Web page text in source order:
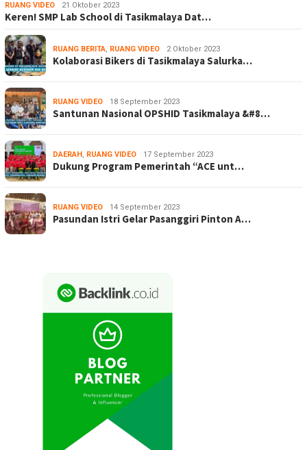
RUANG VIDEO 21 Oktober 2023
Keren! SMP Lab School di Tasikmalaya Dat…
RUANG BERITA, RUANG VIDEO 2 Oktober 2023
Kolaborasi Bikers di Tasikmalaya Salurka…
RUANG VIDEO 18 September 2023
Santunan Nasional OPSHID Tasikmalaya &#8…
DAERAH , RUANG VIDEO 17 September 2023
Dukung Program Pemerintah “ACE unt…
RUANG VIDEO 14 September 2023
Pasundan Istri Gelar Pasanggiri Pinton A…